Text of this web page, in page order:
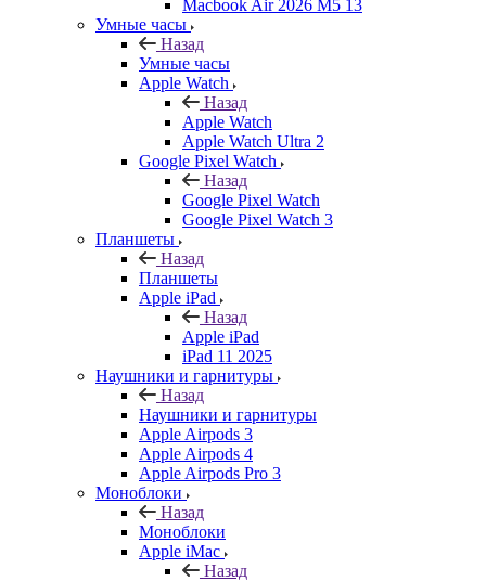
Macbook Air 2026 M5 13
Умные часы
Назад
Умные часы
Apple Watch
Назад
Apple Watch
Apple Watch Ultra 2
Google Pixel Watch
Назад
Google Pixel Watch
Google Pixel Watch 3
Планшеты
Назад
Планшеты
Apple iPad
Назад
Apple iPad
iPad 11 2025
Наушники и гарнитуры
Назад
Наушники и гарнитуры
Apple Airpods 3
Apple Airpods 4
Apple Airpods Pro 3
Моноблоки
Назад
Моноблоки
Apple iMac
Назад